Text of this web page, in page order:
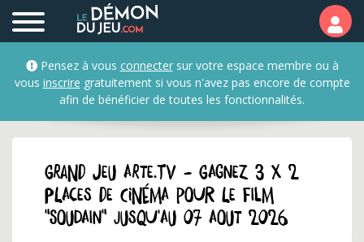
Pensez à vous connectersur votre espace membre ou à
vous inscrire gratuitement si vous n'avez pas encore de compte
afin de bénéficier de toutes les fonctionnalités.
GRAND JEU arte.tv - Gagnez 3 x 2
places de cinéma pour le film
"Soudain" jusqu'au 07 aout 2026